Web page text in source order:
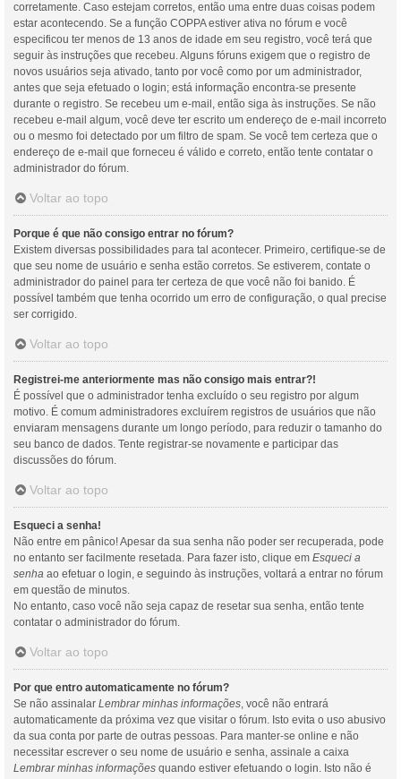
corretamente. Caso estejam corretos, então uma entre duas coisas podem
estar acontecendo. Se a função COPPA estiver ativa no fórum e você
especificou ter menos de 13 anos de idade em seu registro, você terá que
seguir às instruções que recebeu. Alguns fóruns exigem que o registro de
novos usuários seja ativado, tanto por você como por um administrador,
antes que seja efetuado o login; está informação encontra-se presente
durante o registro. Se recebeu um e-mail, então siga às instruções. Se não
recebeu e-mail algum, você deve ter escrito um endereço de e-mail incorreto
ou o mesmo foi detectado por um filtro de spam. Se você tem certeza que o
endereço de e-mail que forneceu é válido e correto, então tente contatar o
administrador do fórum.
Voltar ao topo
Porque é que não consigo entrar no fórum?
Existem diversas possibilidades para tal acontecer. Primeiro, certifique-se de
que seu nome de usuário e senha estão corretos. Se estiverem, contate o
administrador do painel para ter certeza de que você não foi banido. É
possível também que tenha ocorrido um erro de configuração, o qual precise
ser corrigido.
Voltar ao topo
Registrei-me anteriormente mas não consigo mais entrar?!
É possível que o administrador tenha excluído o seu registro por algum
motivo. É comum administradores excluírem registros de usuários que não
enviaram mensagens durante um longo período, para reduzir o tamanho do
seu banco de dados. Tente registrar-se novamente e participar das
discussões do fórum.
Voltar ao topo
Esqueci a senha!
Não entre em pânico! Apesar da sua senha não poder ser recuperada, pode
no entanto ser facilmente resetada. Para fazer isto, clique em Esqueci a
senha ao efetuar o login, e seguindo às instruções, voltará a entrar no fórum
em questão de minutos.
No entanto, caso você não seja capaz de resetar sua senha, então tente
contatar o administrador do fórum.
Voltar ao topo
Por que entro automaticamente no fórum?
Se não assinalar Lembrar minhas informações, você não entrará
automaticamente da próxima vez que visitar o fórum. Isto evita o uso abusivo
da sua conta por parte de outras pessoas. Para manter-se online e não
necessitar escrever o seu nome de usuário e senha, assinale a caixa
Lembrar minhas informações quando estiver efetuando o login. Isto não é